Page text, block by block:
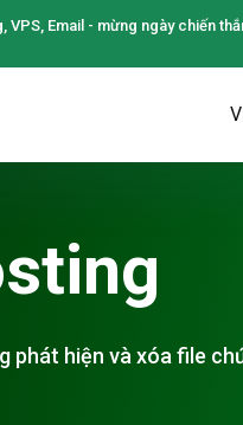
VPS, Email - mừng ngày chiến
phát hiện và xóa file